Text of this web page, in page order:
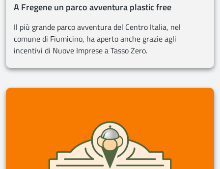
A Fregene un parco avventura plastic free
Il più grande parco avventura del Centro Italia, nel
comune di Fiumicino, ha aperto anche grazie agli
incentivi di Nuove Imprese a Tasso Zero.